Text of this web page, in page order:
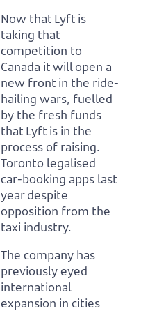
Now that Lyft is
taking that
competition to
Canada it will open a
new front in the ride-
hailing wars, fuelled
by the fresh funds
that Lyft is in the
process of raising.
Toronto legalised
car-booking apps last
year despite
opposition from the
taxi industry.
The company has
previously eyed
international
expansion in cities